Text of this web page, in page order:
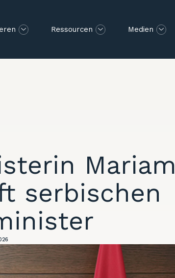
Ressourcen Medien
Mariam
serbischen